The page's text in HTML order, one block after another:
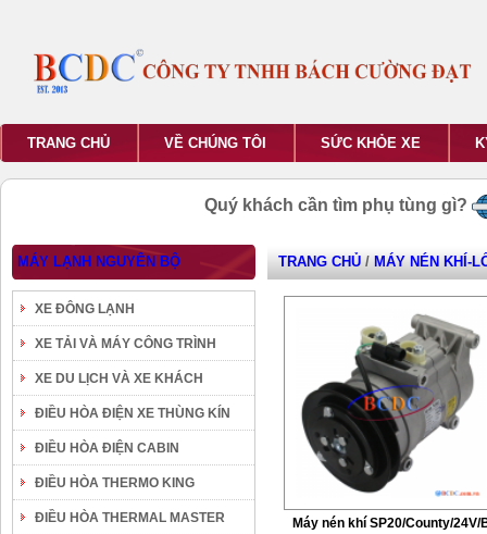
TRANG CHỦ VỀ CHÚNG TÔI SỨC KHỎE XE
Quý khách cần tìm phụ tùng gì?
MÁY LẠNH NGUYÊN BỘ
XE ĐÔNG LẠNH
XE TẢI VÀ MÁY CÔNG TRÌNH
XE DU LỊCH VÀ XE KHÁCH
ĐIỀU HÒA ĐIỆN XE THÙNG KÍN
ĐIỀU HÒA ĐIỆN CABIN
ĐIỀU HÒA THERMO KING
ĐIỀU HÒA THERMAL MASTER
TRANG CHỦ / MÁY NÉN KHÍ-
Máy nén khí SP20/County/24V/